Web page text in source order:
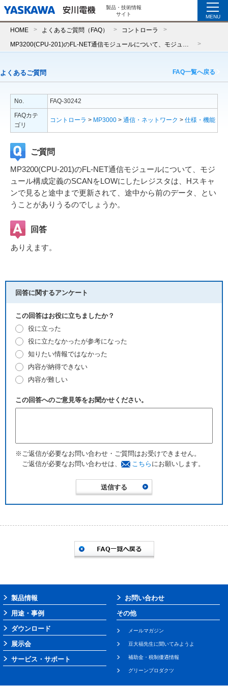
製品・技術情報
サイト
MENU
HOME よくあるご質問（FAQ） コントローラ
よくあるご質問 FAQ一覧へ戻る
No.
FAQ-30242
FAQカテ
ゴリ
コントローラ > MP3000 > 通信・ネットワーク > 仕様・機能
ご質問
MP3200(CPU-201)のFL-NET通信モジュールについて、モジ
ュール構成定義のSCANをLOWにしたレジスタは、Hスキャ
ンで見ると途中まで更新されて、途中から前のデータ、とい
うことがありうるのでしょうか。
回答
ありえます。
回答に関するアンケート
この回答はお役に立ちましたか？
役に立った
役に立たなかったが参考になった
知りたい情報ではなかった
内容が納得できない
内容が難しい
この回答へのご意見等をお聞かせください。
※ご返信が必要なお問い合わせ・ご質問はお受けできません。
ご返信が必要なお問い合わせは、
こちら にお願いします。
製品情報
用途・事例
ダウンロード
展示会
サービス・サポート
お問い合わせ
その他
メールマガジン
豆大福先生に聞いてみようよ
補助金・税制優遇情報
グリーンプロダクツ